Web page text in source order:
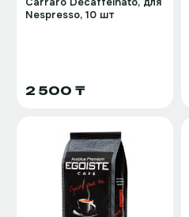
Nespresso, 10 шт
2 500 ₸